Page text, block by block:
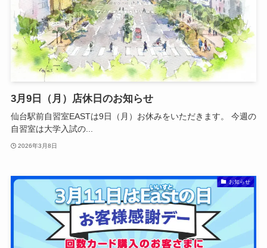
3月9日（月）店休日のお知らせ
仙台駅前自習室EASTは9日（月）お休みをいただきます。 今週の
自習室は大学入試の...
2026年3月8日
お知らせ